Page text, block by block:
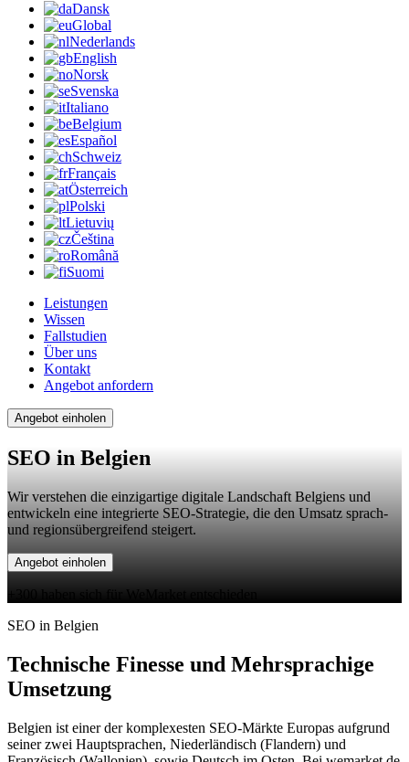
Dansk
Global
Nederlands
English
Norsk
Svenska
Italiano
Belgium
Español
Schweiz
Français
Österreich
Polski
Lietuvių
Čeština
Română
Suomi
Leistungen
Wissen
Fallstudien
Über uns
Kontakt
Angebot anfordern
Angebot einholen
SEO in Belgien
Wir verstehen die einzigartige digitale Landschaft Belgiens und
entwickeln eine integrierte SEO-Strategie, die den Umsatz sprach-
und regionsübergreifend steigert.
Angebot einholen
+300 haben sich für WeMarket entschieden
SEO in Belgien
Technische Finesse und Mehrsprachige
Umsetzung
Belgien ist einer der komplexesten SEO-Märkte Europas aufgrund
seiner zwei Hauptsprachen, Niederländisch (Flandern) und